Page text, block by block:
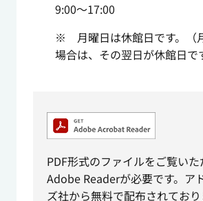
9:00～17:00
※ 月曜日は休館日です。（
場合は、その翌日が休館日で
PDF形式のファイルをご覧いた
Adobe Readerが必要です。ア
ズ社から無料で配布されており